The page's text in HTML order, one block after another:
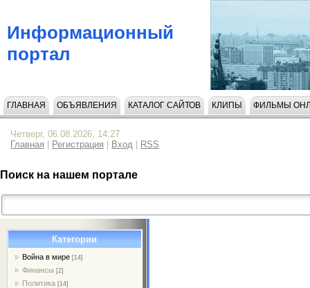
Информационный
портал
ГЛАВНАЯ ОБЪЯВЛЕНИЯ КАТАЛОГ САЙТОВ КЛИПЫ ФИЛЬМЫ
Четверг, 06.08.2026, 14:27
Главная
Регистрация Вход RSS
Поиск на нашем портале
Категории
Война в мире [14]
Финансы [2]
Политика [14]